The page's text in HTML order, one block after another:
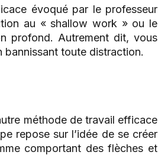
évoqué par le professeur
au « shallow work » ou le
profond. Autrement dit, vous
bannissant toute distraction.
méthode de travail efficace
repose sur l’idée de se créer
comportant des flèches et